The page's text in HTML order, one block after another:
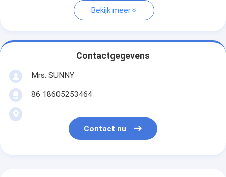
Bekijk meer
Contactgegevens
Mrs. SUNNY
86 18605253464
Contact nu